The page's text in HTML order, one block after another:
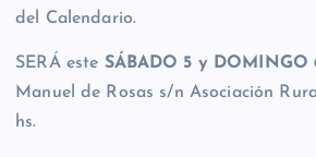
del Calendario.
SERÁ este SÁBADO 5 y DOMINGO
Manuel de Rosas s/n Asociación
hs.